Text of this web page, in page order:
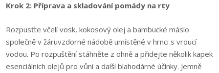
Krok 2: Příprava a skladování pomády na rty
Rozpusťte včelí vosk, kokosový olej a bambucké máslo
společně v žáruvzdorné nádobě umístěné v hrnci s vroucí
vodou. Po rozpuštění stáhněte z ohně a přidejte několik kapek
esenciálních olejů pro vůni a další blahodárné účinky. Jemně